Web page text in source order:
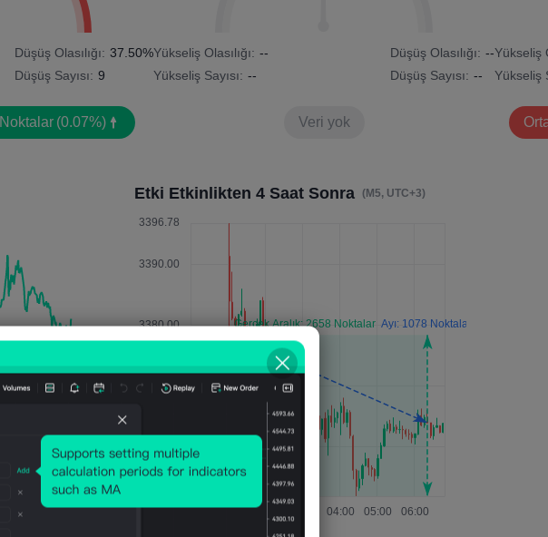
Düşüş Olasılığı: 37.50%
Düşüş Sayısı: 9
Noktalar (0.07%)
Yükseliş Olasılığı: --
Yükseliş Sayısı: --
Düşüş Olasılığı: --
Düşüş Sayısı: --
Veri yok
Yükseliş
Yükseliş
Etki Etkinlikten 4 Saat Sonra (M5, UTC+3)